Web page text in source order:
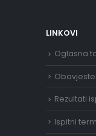
LINKOVI
Oglasna
Rezultati
Ispitni